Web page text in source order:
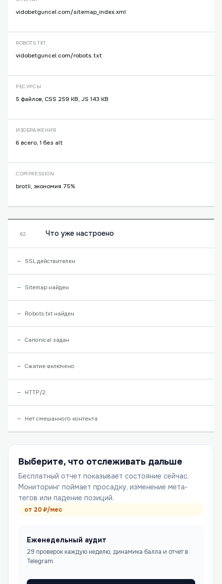
vidobetguncel.com/sitemap_index.xml
ROBOTS.TXT
vidobetguncel.com/robots.txt
РЕСУРСЫ
5 файлов, CSS 259 KB, JS 143 KB
ИЗОБРАЖЕНИЯ
6 всего, 1 без alt
COMPRESSION
brotli, экономия 75%
02 Что уже настроено
SSL действителен
Sitemap найден
Robots.txt найден
Canonical задан
Сжатие включено
HTTP/2
Нет смешанного контента
Выберите, что отслеживать дальше
Бесплатный отчет показывает состояние сейчас.
Мониторинг поймает просадку, изменение мета-
тегов или падение позиций.
от 20₽/мес
Еженедельный аудит
29 проверок каждую неделю, динамика балла и отчет в
Telegram.